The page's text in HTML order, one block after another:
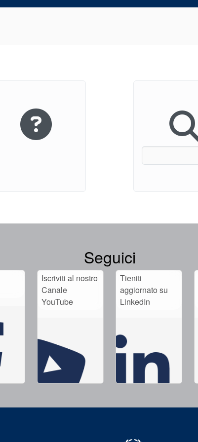
Seguici
Iscriviti al nostro
Canale
YouTube
Tieniti
aggiornato su
LinkedIn